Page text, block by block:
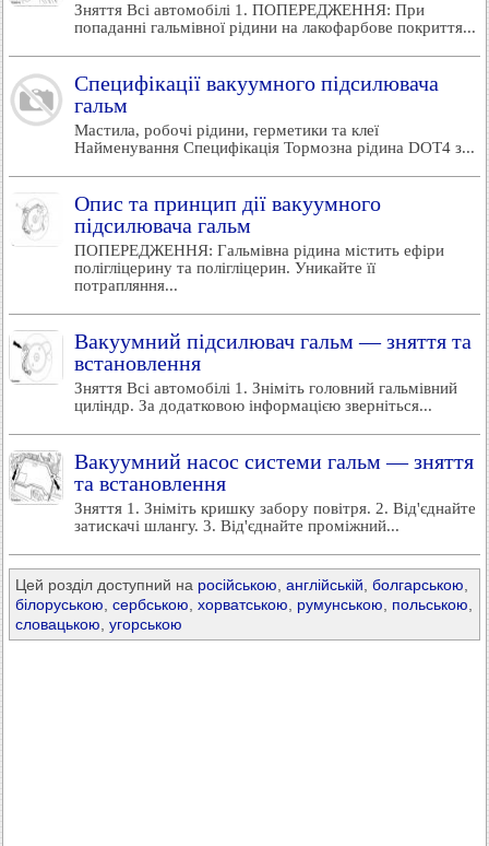
Зняття Всі автомобілі 1. ПОПЕРЕДЖЕННЯ: При
попаданні гальмівної рідини на лакофарбове покриття...
Специфікації вакуумного підсилювача
гальм
Мастила, робочі рідини, герметики та клеї
Найменування Специфікація Тормозна рідина DOT4 з...
Опис та принцип дії вакуумного
підсилювача гальм
ПОПЕРЕДЖЕННЯ: Гальмівна рідина містить ефіри
полігліцерину та полігліцерин. Уникайте її
потрапляння...
Вакуумний підсилювач гальм — зняття та
встановлення
Зняття Всі автомобілі 1. Зніміть головний гальмівний
циліндр. За додатковою інформацією зверніться...
Вакуумний насос системи гальм — зняття
та встановлення
Зняття 1. Зніміть кришку забору повітря. 2. Від'єднайте
затискачі шлангу. 3. Від'єднайте проміжний...
Цей розділ доступний на російською англійській болгарською
білоруською сербською хорватською румунською польською
словацькою угорською